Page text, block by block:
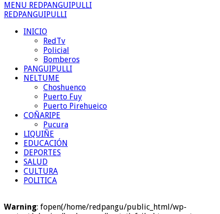
MENU REDPANGUIPULLI
REDPANGUIPULLI
INICIO
RedTv
Policial
Bomberos
PANGUIPULLI
NELTUME
Choshuenco
Puerto Fuy
Puerto Pirehueico
COÑARIPE
Pucura
LIQUIÑE
EDUCACIÓN
DEPORTES
SALUD
CULTURA
POLITICA
Warning: fopen(/home/redpangu/public_html/wp-